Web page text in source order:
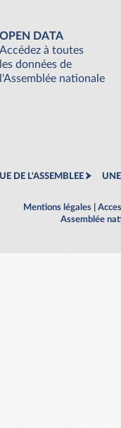
OPEN DATA
Accédez à toutes
les données de
l'Assemblée nationale
DE L'ASSEMBLEE
Mentions légales
Assemblée